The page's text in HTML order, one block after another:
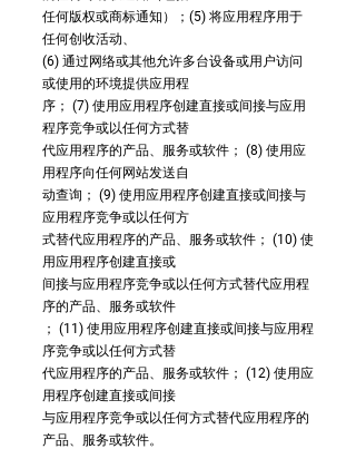
任何版权或商标通知）；(5) 将应用程序用于
任何创收活动、
(6) 通过网络或其他允许多台设备或用户访问
或使用的环境提供应用程
序； (7) 使用应用程序创建直接或间接与应用
程序竞争或以任何方式替
代应用程序的产品、服务或软件； (8) 使用应
用程序向任何网站发送自
动查询； (9) 使用应用程序创建直接或间接与
应用程序竞争或以任何方
式替代应用程序的产品、服务或软件； (10) 使
用应用程序创建直接或
间接与应用程序竞争或以任何方式替代应用程
序的产品、服务或软件
； (11) 使用应用程序创建直接或间接与应用程
序竞争或以任何方式替
代应用程序的产品、服务或软件； (12) 使用应
用程序创建直接或间接
与应用程序竞争或以任何方式替代应用程序的
产品、服务或软件。